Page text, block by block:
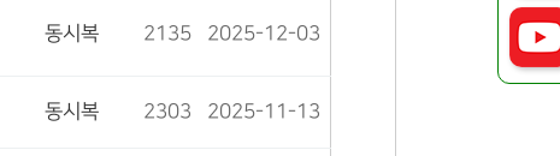
동시복 2135 2025-12-03
동시복 2303 2025-11-13